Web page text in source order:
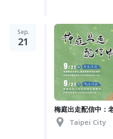
Sep.
21
梅庭出走配信中：
Taipei City